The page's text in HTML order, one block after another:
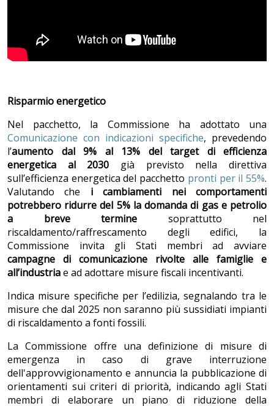
Risparmio energetico
Nel pacchetto, la Commissione ha adottato una
Comunicazione con indicazioni specifiche, prevedendo
l’aumento dal 9% al 13% del target di efficienza
energetica al 2030 già previsto nella direttiva
sull’efficienza energetica del pacchetto pronti per il 55%.
Valutando che i cambiamenti nei comportamenti
potrebbero ridurre del 5% la domanda di gas e petrolio
a breve termine soprattutto nel
riscaldamento/raffrescamento degli edifici, la
Commissione invita gli Stati membri ad avviare
campagne di comunicazione rivolte alle famiglie e
all’industriae ad adottare misure fiscali incentivanti.
Indica misure specifiche per l’edilizia, segnalando tra le
misure che dal 2025 non saranno più sussidiati impianti
di riscaldamento a fonti fossili.
La Commissione offre una definizione di misure di
emergenza in caso di grave interruzione
dell'approvvigionamento e annuncia la pubblicazione di
orientamenti sui criteri di priorità, indicando agli Stati
membri di elaborare un piano di riduzione della